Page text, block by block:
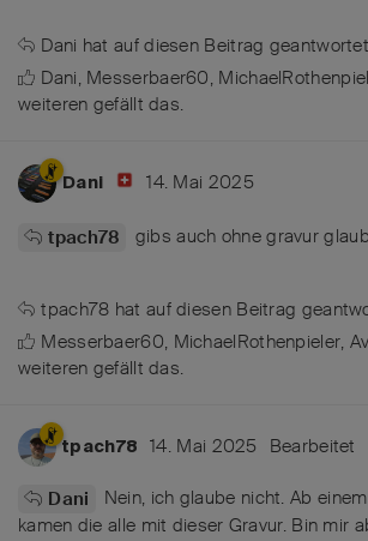
Dani hat auf diesen Beitrag
Dani, Messerbaer60,
weiteren gefällt das.
Dani 14. Mai 2025
tpach78
gibs auch ohne gravur
tpach78 hat auf diesen Beitrag
Messerbaer60, MichaelRothenpieler,
weiteren gefällt das.
tpach78 14. Mai 2025 Bearbeitet
Dani
Nein, ich glaube nicht. Ab
kamen die alle mit dieser Gravur. Bin mir